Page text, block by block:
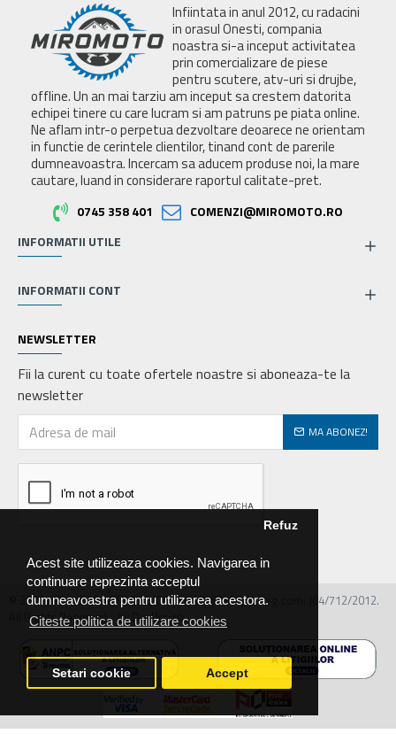
Acest site utilizeaza cookies. Navigarea in
continuare reprezinta acceptul
dumneavoastra pentru utilizarea acestora.
Citeste politica de utilizare cookies
Refuz
Setari cookie Accept
Infiintata in anul 2012, cu radacini
in orasul Onesti, compania
noastra si-a inceput activitatea
prin comercializare de piese
pentru scutere, atv-uri si drujbe,
offline. Un an mai tarziu am inceput sa crestem datorita
echipei tinere cu care lucram si am patruns pe piata online.
Ne aflam intr-o perpetua dezvoltare deoarece ne orientam
in functie de cerintele clientilor, tinand cont de parerile
dumneavoastra. Incercam sa aducem produse noi, la mare
cautare, luand in considerare raportul calitate-pret.
0745 358 401
COMENZI@MIROMOTO.RO
INFORMATII UTILE
INFORMATII CONT
NEWSLETTER
Fii la curent cu toate ofertele noastre si aboneaza-te la
newsletter
MA ABONEZ!
© 2026 MIRALEX PARTS SRL, CIF: RO30468586, Nr.reg.com: J04/712/2012.
All Rights Reserved - by DevPro.ro